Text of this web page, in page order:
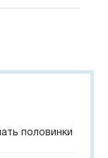
половинки